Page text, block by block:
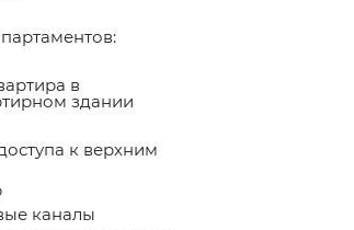
в
здании
к верхним
каналы